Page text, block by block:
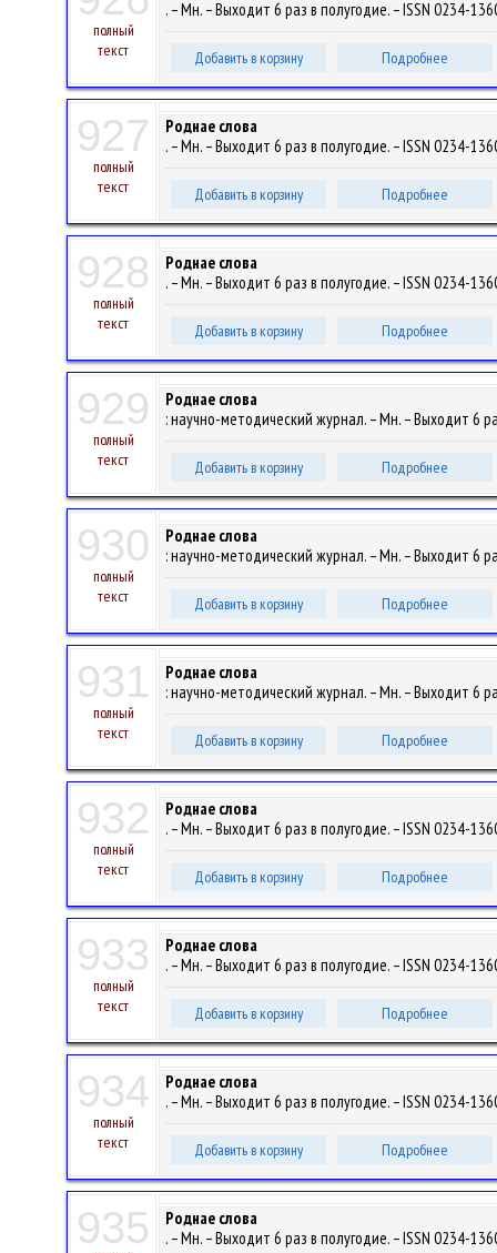
полный
текст
. – Мн. – Выходит 6 раз в полугодие. – ISSN 0234-
Добавить в корзину Подробнее
927
полный
текст
Роднае слова
. – Мн. – Выходит 6 раз в полугодие. – ISSN 0234-
Добавить в корзину Подробнее
928
полный
текст
Роднае слова
. – Мн. – Выходит 6 раз в полугодие. – ISSN 0234-
Добавить в корзину Подробнее
929
полный
текст
Роднае слова
: научно-методический журнал. – Мн. – Выходит 6
Добавить в корзину Подробнее
930
полный
текст
Роднае слова
: научно-методический журнал. – Мн. – Выходит 6
Добавить в корзину Подробнее
931
полный
текст
Роднае слова
: научно-методический журнал. – Мн. – Выходит 6
Добавить в корзину Подробнее
932
полный
текст
Роднае слова
. – Мн. – Выходит 6 раз в полугодие. – ISSN 0234-
Добавить в корзину Подробнее
933
полный
текст
Роднае слова
. – Мн. – Выходит 6 раз в полугодие. – ISSN 0234-
Добавить в корзину Подробнее
934
полный
текст
Роднае слова
. – Мн. – Выходит 6 раз в полугодие. – ISSN 0234-
Добавить в корзину Подробнее
935
Роднае слова
. – Мн. – Выходит 6 раз в полугодие. – ISSN 0234-